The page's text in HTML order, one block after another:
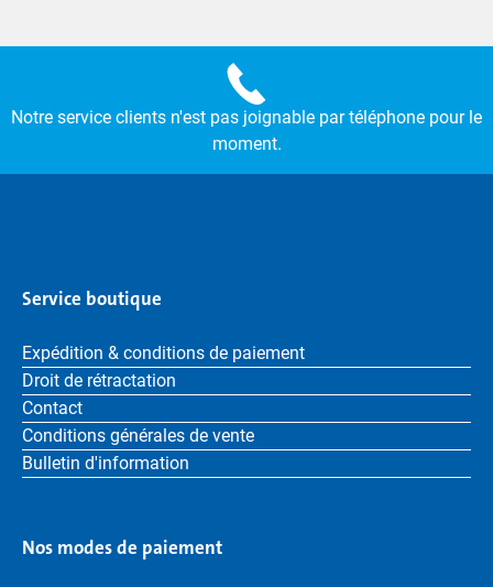
Notre service clients n'est pas joignable par téléphone pour le
moment.
Service boutique
Expédition & conditions de paiement
Droit de rétractation
Contact
Conditions générales de vente
Bulletin d'information
Nos modes de paiement